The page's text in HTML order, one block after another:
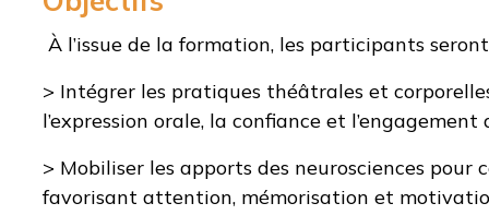
À l’issue de la formation, les participants
> Intégrer les pratiques théâtrales et
l’expression orale, la confiance et
> Mobiliser les apports des neurosciences pour
favorisant attention, mémorisation et